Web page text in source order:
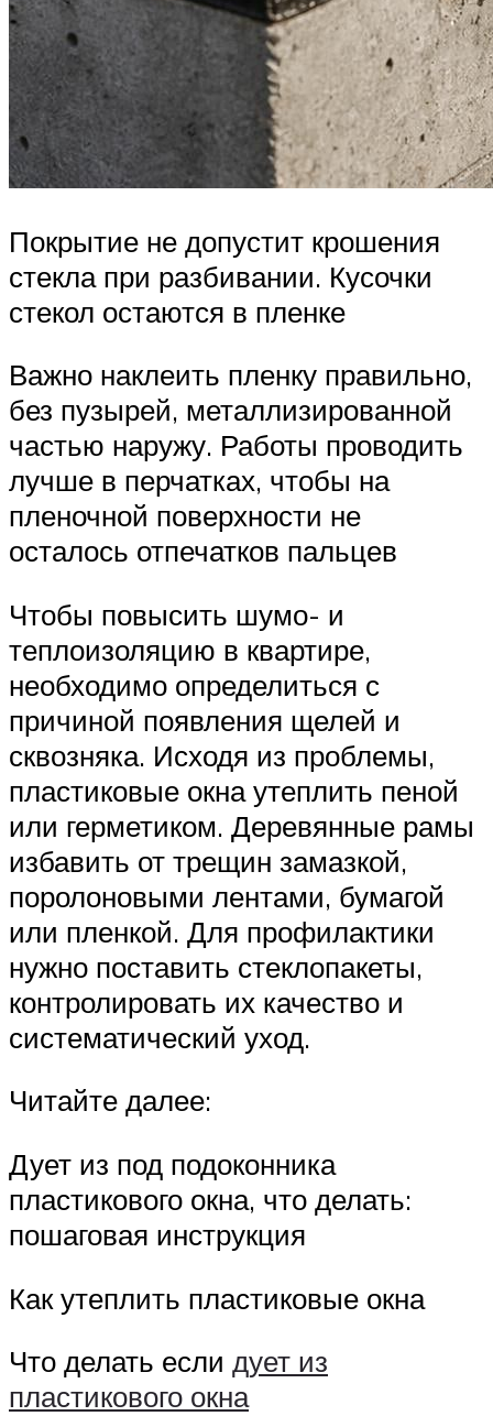
Покрытие не допустит крошения
стекла при разбивании. Кусочки
стекол остаются в пленке
Важно наклеить пленку правильно,
без пузырей, металлизированной
частью наружу. Работы проводить
лучше в перчатках, чтобы на
пленочной поверхности не
осталось отпечатков пальцев
Чтобы повысить шумо- и
теплоизоляцию в квартире,
необходимо определиться с
причиной появления щелей и
сквозняка. Исходя из проблемы,
пластиковые окна утеплить пеной
или герметиком. Деревянные рамы
избавить от трещин замазкой,
поролоновыми лентами, бумагой
или пленкой. Для профилактики
нужно поставить стеклопакеты,
контролировать их качество и
систематический уход.
Читайте далее:
Дует из под подоконника
пластикового окна, что делать:
пошаговая инструкция
Как утеплить пластиковые окна
Что делать если дует из
пластикового окна